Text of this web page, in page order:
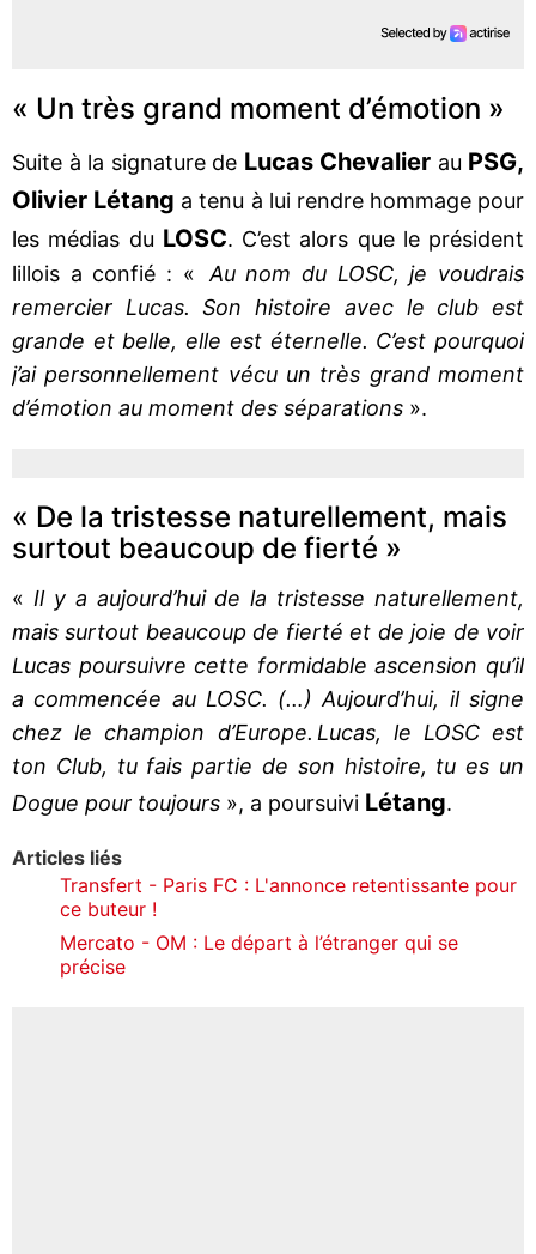
« Un très grand moment d’émotion »
Suite à la signature de Lucas Chevalier au PSG,
Olivier Létang a tenu à lui rendre hommage pour
les médias du LOSC. C’est alors que le président
lillois a confié : «
Au nom du LOSC, je voudrais
remercier Lucas. Son histoire avec le club est
grande et belle, elle est éternelle. C’est pourquoi
j’ai personnellement vécu un très grand moment
d’émotion au moment des séparations ».
« De la tristesse naturellement, mais
surtout beaucoup de fierté »
« Il y a aujourd’hui de la tristesse naturellement,
mais surtout beaucoup de fierté et de joie de voir
Lucas poursuivre cette formidable ascension qu’il
a commencée au LOSC. (…) Aujourd’hui, il signe
chez le champion d’Europe. Lucas, le LOSC est
ton Club, tu fais partie de son histoire, tu es un
Dogue pour toujours », a poursuivi Létang.
Articles liés
Transfert - Paris FC : L'annonce retentissante pour
ce buteur !
Mercato - OM : Le départ à l’étranger qui se
précise